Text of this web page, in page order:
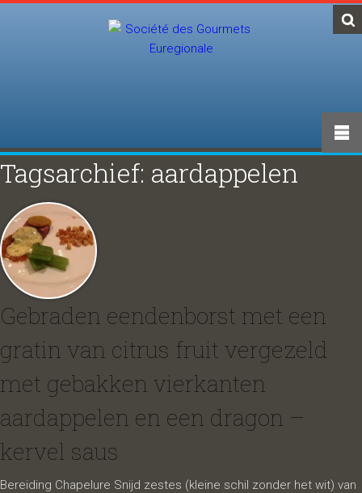
Tagsarchief: aardappelen
Gebraden eendenborst met een
gratin van citrus fruit vergezeld
met gebakken vierkanten
aardappelen en een dragon –
kervel saus
Bereiding Chapelure Snijd zestes (kleine schil zonder het wit) van